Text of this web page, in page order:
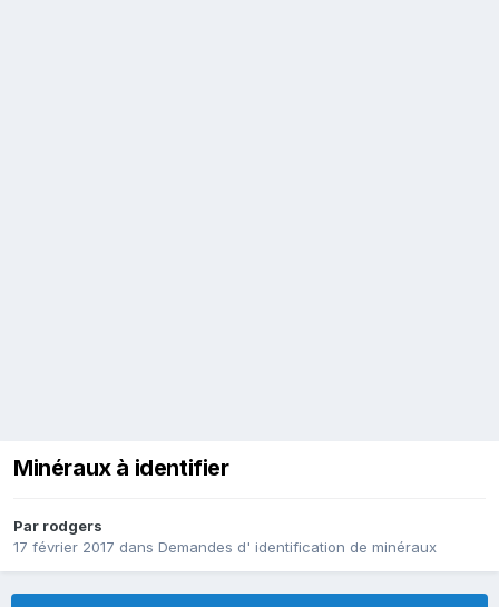
Minéraux à identifier
Par rodgers
17 février 2017 dans Demandes d' identification de minéraux